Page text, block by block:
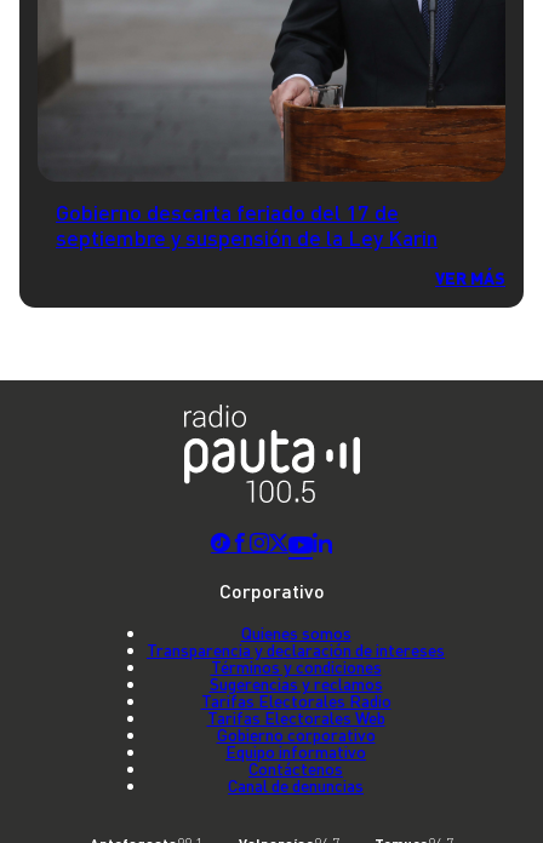
Gobierno descarta feriado del 17 de
septiembre y suspensión de la Ley Karin
VER MÁS
Corporativo
Quienes somos
Transparencia y declaración de intereses
Términos y condiciones
Sugerencias y reclamos
Tarifas Electorales Radio
Tarifas Electorales Web
Gobierno corporativo
Equipo informativo
Contáctenos
Canal de denuncias